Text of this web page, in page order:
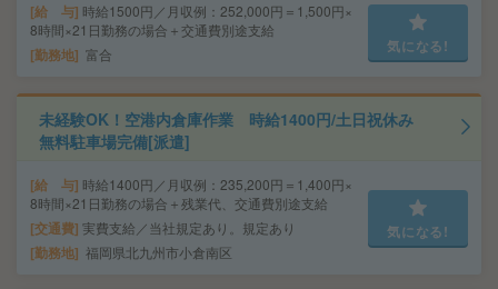
給 与 時給1500円／月収例：252,000円＝1,500円×
8時間×21日勤務の場合＋交通費別途支給
勤務地 富合 気になる!
未経験OK！空港内倉庫作業 時給1400円/土日祝休み
無料駐車場完備[派遣]
給 与 時給1400円／月収例：235,200円＝1,400円×
8時間×21日勤務の場合＋残業代、交通費別途支給
交通費 実費支給／当社規定あり。規定あり
勤務地 福岡県北九州市小倉南区
気になる!